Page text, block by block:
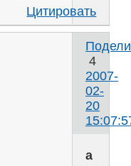
Цитировать
4
2007-
02-
20
а